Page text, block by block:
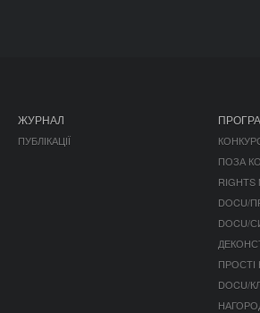
ЖУРНАЛ
ПУБЛІКАЦІЇ
ПОЗА
RIGHTS
DOCU/
DOCU/
ПРОСТІ
DOCU/